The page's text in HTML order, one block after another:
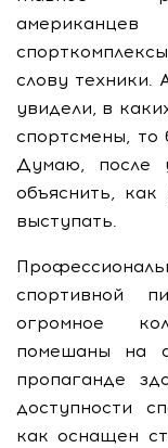
слову техники.
увидели, в
спортсмены, то
Думаю, после
объяснить, как
выступать.
спортивной
огромное
помешаны на
пропаганде
доступности
как оснащен